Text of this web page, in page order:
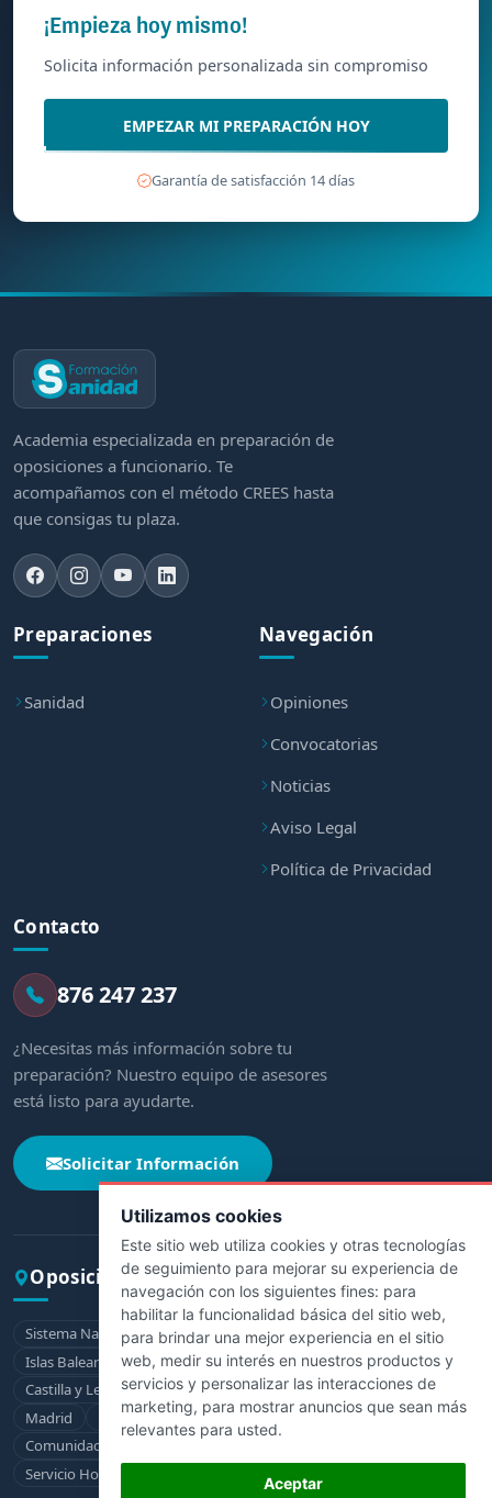
Utilizamos cookies
Este sitio web utiliza cookies y otras tecnologías
de seguimiento para mejorar su experiencia de
navegación con los siguientes fines: para
habilitar la funcionalidad básica del sitio web,
para brindar una mejor experiencia en el sitio
web, medir su interés en nuestros productos y
servicios y personalizar las interacciones de
marketing, para mostrar anuncios que sean más
relevantes para usted.
Aceptar
¡Empieza hoy mismo!
Solicita información personalizada sin compromiso
EMPEZAR MI PREPARACIÓN HOY
Garantía de satisfacción 14 días
Academia especializada en preparación de
oposiciones a funcionario. Te
acompañamos con el método CREES hasta
que consigas tu plaza.
Preparaciones
Sanidad
Navegación
Opiniones
Convocatorias
Noticias
Aviso Legal
Política de Privacidad
Contacto
876 247 237
¿Necesitas más información sobre tu
preparación? Nuestro equipo de asesores
está listo para ayudarte.
Solicitar Información
Oposiciones por comunidad
Sistema Nacional de Salud Andalucía Aragón
Asturias
Islas Baleares
Canarias Cantabria
Castilla-La Mancha
Castilla y León
Cataluña Extremadura Galicia
La Rioja
Madrid
Murcia Navarra
País Vasco
Comunidad Valenciana
Servicio Hospitalario de la Defensa